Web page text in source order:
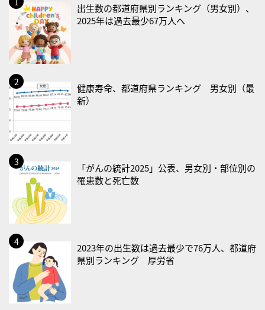
・一汁三菜の日
2026/08/17(月)
・減塩の日
・防犯の日
2026/08/19(水)
・世界人道デー
・食育の日
2026/08/21(金)
・治療アプリの日
・献血の日
2026/08/22(土)
・禁煙の日
2026/08/23(日)
・不眠の日
・乳酸菌の日
出生数の都道府県別ランキング（男女別）、
2025年は過去最少67万人へ
健康寿命、都道府県ランキング 男女別（最
新）
「がんの統計2025」公表、男女別・部位別の
罹患数と死亡数
2023年の出生数は過去最少で76万人、都道府
県別ランキング 厚労省